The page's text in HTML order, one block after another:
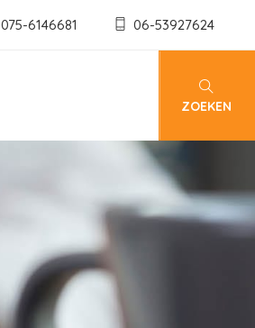
075-6146681 06-53927624
ZOEKEN